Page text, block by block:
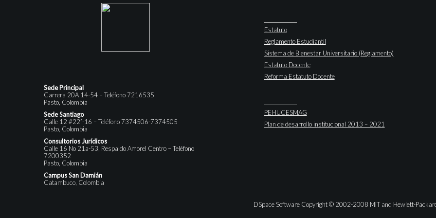
Sede Principal
Carrera 20A 14-54 – Teléfono 7216535
Pasto, Colombia
Sede Santiago
Calle 12 #22f-16 – Teléfono 7374506-7374505
Pasto, Colombia
Consultorios Jurídicos
Calle 16 No 21a-53, Respaldo Amorel Centro – Teléfono
7200352
Pasto, Colombia
Campus San Damián
Catambuco, Colombia
Estatuto
Reglamento Estudiantil
Sistema de Bienestar Universitario (Reglamento)
Estatuto Docente
Reforma Estatuto Docente
PEI-IUCESMAG
Plan de desarrollo institucional 2013 – 2021
DSpace Software Copyright © 2002-2008 MIT and Hewlett-